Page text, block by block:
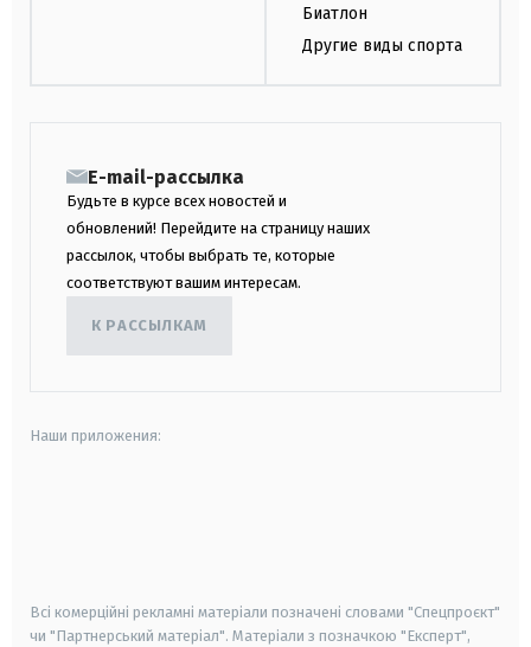
Биатлон
Другие виды спорта
E-mail-рассылка
Будьте в курсе всех новостей и
обновлений! Перейдите на страницу наших
рассылок, чтобы выбрать те, которые
соответствуют вашим интересам.
К РАССЫЛКАМ
Наши приложения:
Всі комерційні рекламні матеріали позначені словами "Спецпроєкт"
чи "Партнерський матеріал". Матеріали з позначкою "Експерт",